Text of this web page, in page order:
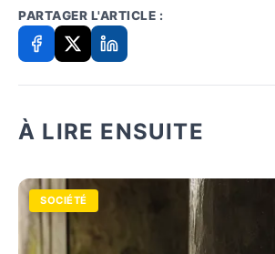
PARTAGER L'ARTICLE :
À LIRE ENSUITE
SOCIÉTÉ